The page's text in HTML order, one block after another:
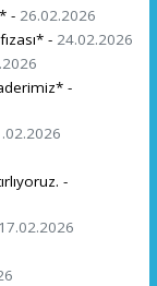
- 26.02.2026
- 24.02.2026
-
-
17.02.2026